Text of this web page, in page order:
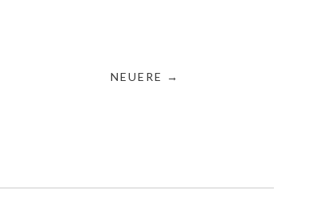
NEUERE →